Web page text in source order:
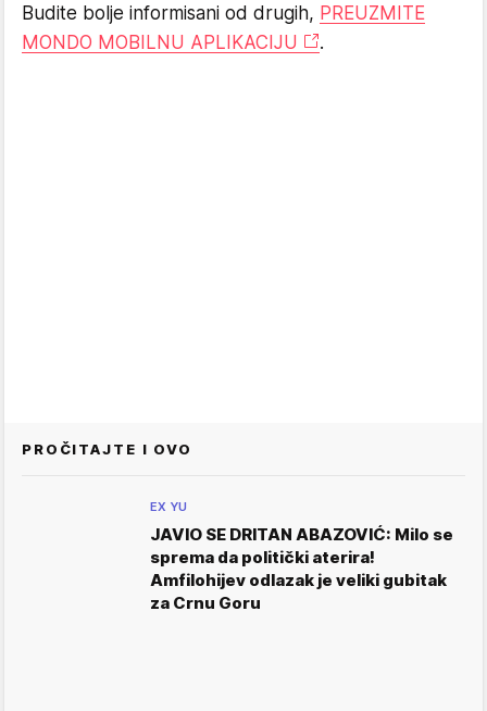
Budite bolje informisani od drugih, PREUZMITE
MONDO MOBILNU APLIKACIJU
.
PROČITAJTE I OVO
EX YU
JAVIO SE DRITAN ABAZOVIĆ: Milo se
sprema da politički aterira!
Amfilohijev odlazak je veliki gubitak
za Crnu Goru